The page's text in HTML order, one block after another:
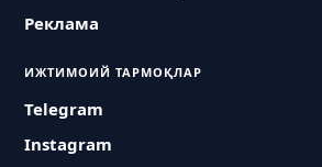
Реклама
ИЖТИМОИЙ ТАРМОҚЛАР
Telegram
Instagram